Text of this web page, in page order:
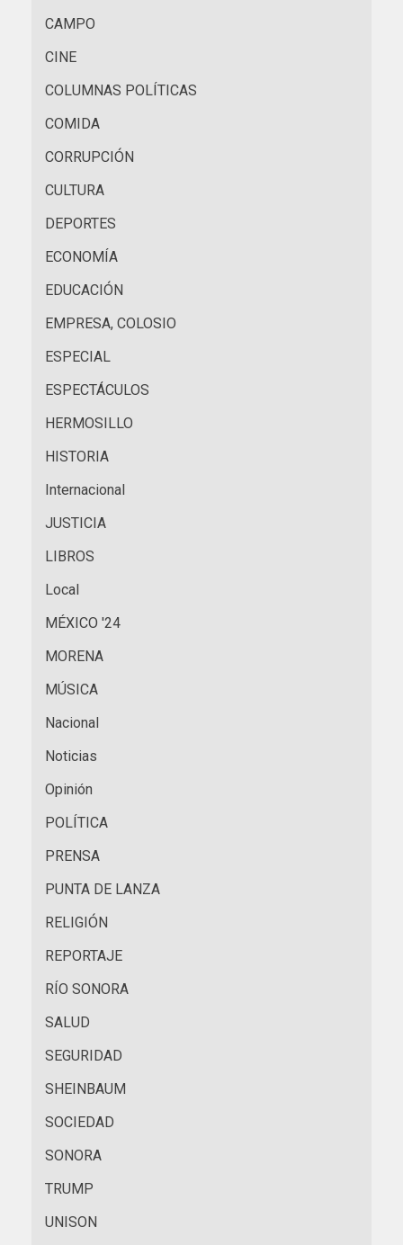
CAMPO
CINE
COLUMNAS POLÍTICAS
COMIDA
CORRUPCIÓN
CULTURA
DEPORTES
ECONOMÍA
EDUCACIÓN
EMPRESA, COLOSIO
ESPECIAL
ESPECTÁCULOS
HERMOSILLO
HISTORIA
Internacional
JUSTICIA
LIBROS
Local
MÉXICO '24
MORENA
MÚSICA
Nacional
Noticias
Opinión
POLÍTICA
PRENSA
PUNTA DE LANZA
RELIGIÓN
REPORTAJE
RÍO SONORA
SALUD
SEGURIDAD
SHEINBAUM
SOCIEDAD
SONORA
TRUMP
UNISON